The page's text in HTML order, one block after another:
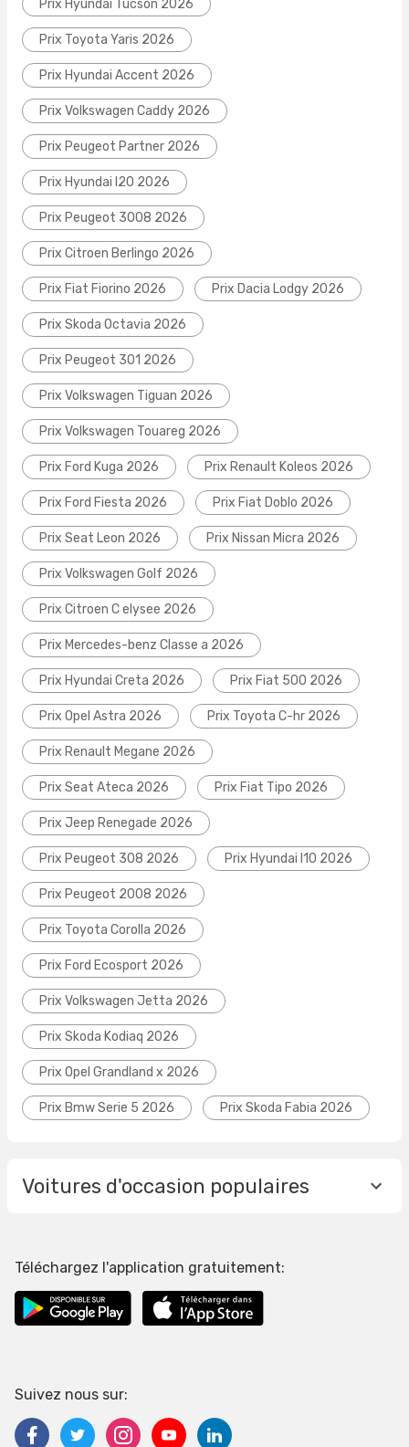
Prix Hyundai Tucson 2026
Prix Toyota Yaris 2026
Prix Hyundai Accent 2026
Prix Volkswagen Caddy 2026
Prix Peugeot Partner 2026
Prix Hyundai I20 2026
Prix Peugeot 3008 2026
Prix Citroen Berlingo 2026
Prix Fiat Fiorino 2026 Prix Dacia Lodgy 2026
Prix Skoda Octavia 2026
Prix Peugeot 301 2026
Prix Volkswagen Tiguan 2026
Prix Volkswagen Touareg 2026
Prix Ford Kuga 2026 Prix Renault Koleos 2026
Prix Ford Fiesta 2026 Prix Fiat Doblo 2026
Prix Seat Leon 2026 Prix Nissan Micra 2026
Prix Volkswagen Golf 2026
Prix Citroen C elysee 2026
Prix Mercedes-benz Classe a 2026
Prix Hyundai Creta 2026 Prix Fiat 500 2026
Prix Opel Astra 2026 Prix Toyota C-hr 2026
Prix Renault Megane 2026
Prix Seat Ateca 2026 Prix Fiat Tipo 2026
Prix Jeep Renegade 2026
Prix Peugeot 308 2026 Prix Hyundai I10 2026
Prix Peugeot 2008 2026
Prix Toyota Corolla 2026
Prix Ford Ecosport 2026
Prix Volkswagen Jetta 2026
Prix Skoda Kodiaq 2026
Prix Opel Grandland x 2026
Prix Bmw Serie 5 2026 Prix Skoda Fabia 2026
Voitures d'occasion populaires
Téléchargez l'application gratuitement:
Suivez nous sur: